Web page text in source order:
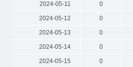
2024-05-11 0
2024-05-12 0
2024-05-13 0
2024-05-14 0
2024-05-15 0